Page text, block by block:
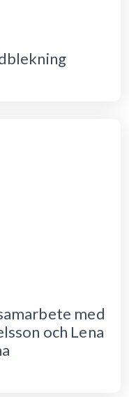
med
och Lena